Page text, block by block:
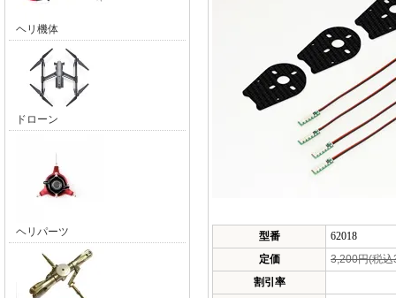
ヘリ機体
ドローン
ヘリパーツ 型番
62018
定価
3,200円(税
割引率